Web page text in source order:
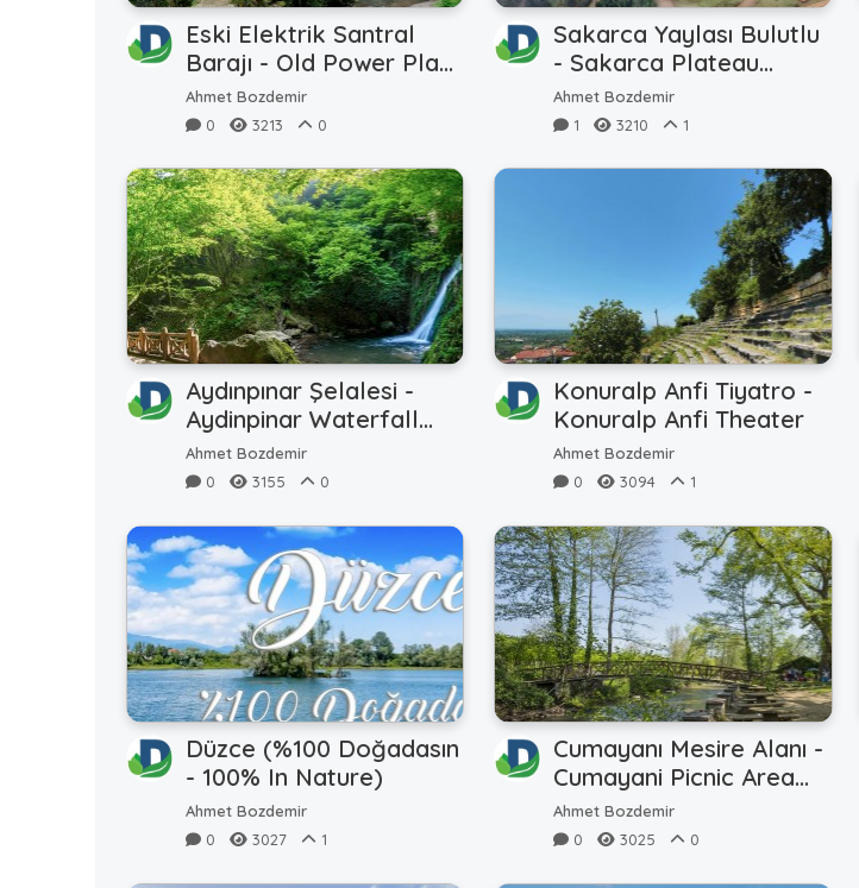
Eski Elektrik Santral
Barajı - Old Power Plant
Dam (360TR)
Ahmet Bozdemir
0
3213 0
Sakarca Yaylası Bulutlu
- Sakarca Plateau
Cloudy
Ahmet Bozdemir
1
3210 1
Aydınpınar Şelalesi -
Aydinpinar Waterfall
(360TR)
Ahmet Bozdemir
0
3155 0
Konuralp Anfi Tiyatro -
Konuralp Anfi Theater
Ahmet Bozdemir
0
3094 1
Düzce (%100 Doğadasın
- 100% In Nature)
Ahmet Bozdemir
0
3027 1
Cumayanı Mesire Alanı -
Cumayani Picnic Area
(360TR)
Ahmet Bozdemir
0
3025 0